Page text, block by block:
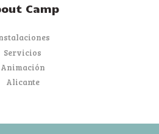
Camp
Servicios
Animación
Alicante